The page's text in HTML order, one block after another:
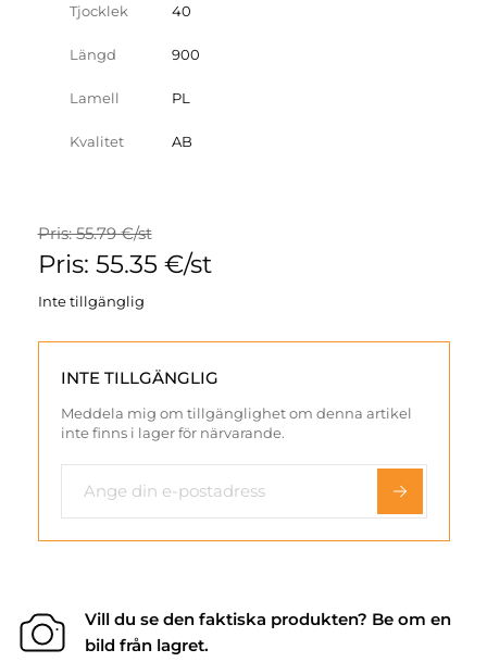
Tjocklek 40
Längd 900
Lamell PL
Kvalitet AB
Pris: 55.79 €/st
Pris: 55.35 €/st
Inte tillgänglig
INTE TILLGÄNGLIG
Meddela mig om tillgänglighet om denna artikel
inte finns i lager för närvarande.
Vill du se den faktiska produkten? Be om en
bild från lagret.